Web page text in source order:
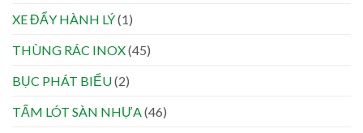
XE ĐẨY HÀNH LÝ(1)
THÙNG RÁC INOX(45)
BỤC PHÁT BIỂU(2)
TẤM LÓT SÀN NHỰA (46)